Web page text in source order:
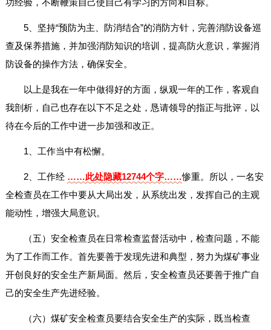
功经验，不断鞭策自己使自己有学习的方向和目标。
5、坚持“预防为主、防消结合”的消防方针，完善消防设备巡
查及保养措施，并加强消防知识的培训，提高防火意识，掌握消
防设备的操作方法，确保安全。
以上是我在一年中做得好的方面，纵观一年的工作，客观自
我剖析，自己也存在以下不足之处，恳请领导的指正与批评，以
待在今后的工作中进一步加强和改正。
1、工作当中有松懈。
2、工作经 ……此处隐藏12744个字……惨重。所以，一名安
全检查员在工作中要从大局出发，从系统出发，发挥自己的主观
能动性，增强大局意识。
（五）安全检查员在日常检查监督活动中，检查问题，不能
为了工作而工作。首先要善于发现先进和典型，努力为煤矿事业
开创良好的安全生产新局面。然后，安全检查员还要善于推广自
己的安全生产先进经验。
（六）煤矿安全检查员要结合安全生产的实际，既当检查